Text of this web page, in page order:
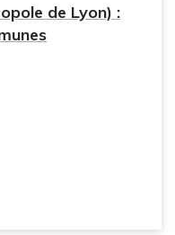
de Lyon) :